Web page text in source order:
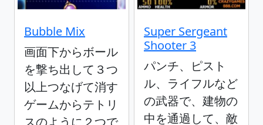
Bubble Mix
画面下からボール
を撃ち出して３つ
以上つなげて消す
ゲームからテトリ
スのように２つで
Super Sergeant
Shooter 3
パンチ、ピスト
ル、ライフルなど
の武器で、建物の
中を通過して、敵